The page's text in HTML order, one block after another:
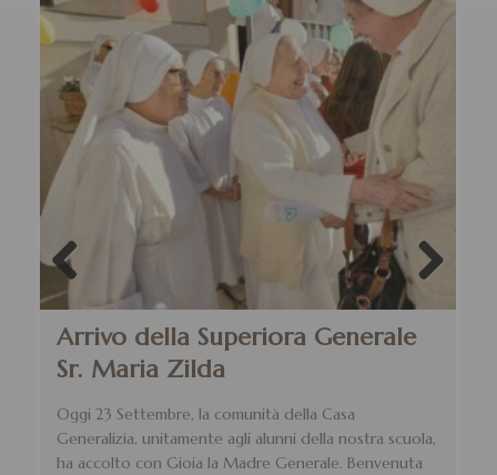
Arrivo della Superiora Generale
Sr. Maria Zilda
Oggi 23 Settembre, la comunità della Casa
Generalizia, unitamente agli alunni della nostra scuola,
ha accolto con Gioia la Madre Generale. Benvenuta
Previous Next